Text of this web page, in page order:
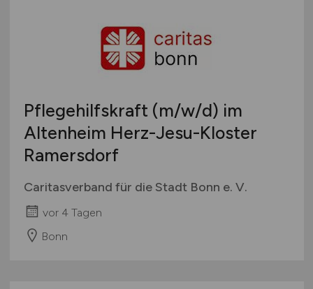
Pflegehilfskraft (m/w/d) im
Altenheim Herz-Jesu-Kloster
Ramersdorf
Caritasverband für die Stadt Bonn e. V.
vor 4 Tagen
Bonn